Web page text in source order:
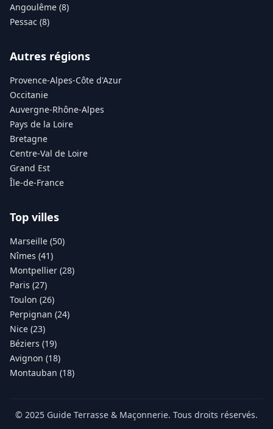
Angoulême (8)
Pessac (8)
Autres régions
Provence-Alpes-Côte d'Azur
Occitanie
Auvergne-Rhône-Alpes
Pays de la Loire
Bretagne
Centre-Val de Loire
Grand Est
Île-de-France
Top villes
Marseille (50)
Nîmes (41)
Montpellier (28)
Paris (27)
Toulon (26)
Perpignan (24)
Nice (23)
Béziers (19)
Avignon (18)
Montauban (18)
© 2025 Guide Terrasse & Maçonnerie. Tous droits réservés.